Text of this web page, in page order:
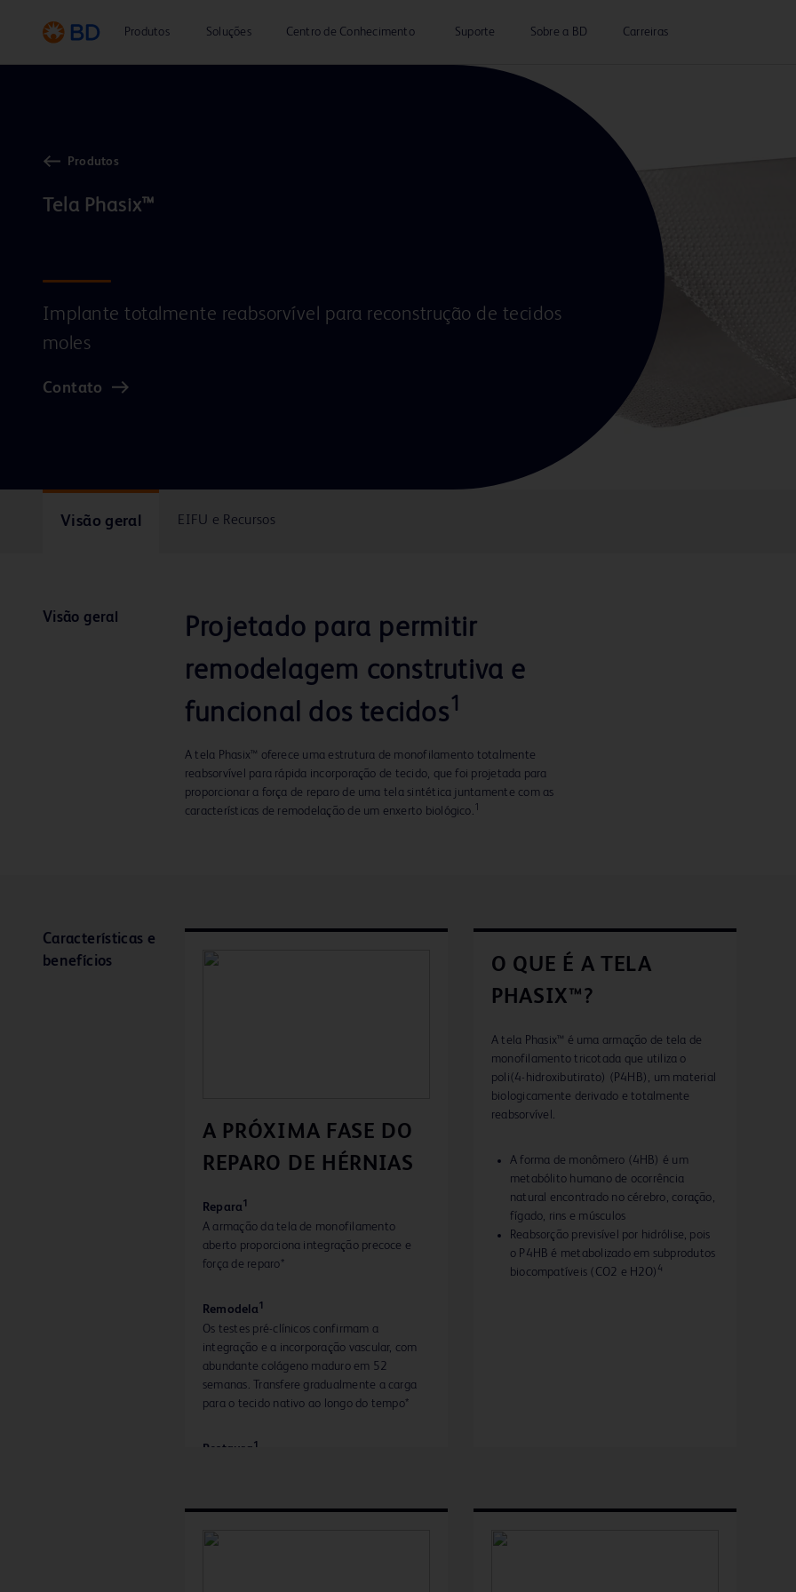
Produtos Soluções Centro de Conhecimento Suporte Sobre a BD Carreiras
Produtos
Tela Phasix™
Implante totalmente reabsorvível para reconstrução de tecidos
moles
Contato
Visão geral EIFU e Recursos
Visão geral
Projetado para permitir
remodelagem construtiva e
funcional dos tecidos1
A tela Phasix™ oferece uma estrutura de monofilamento totalmente
reabsorvível para rápida incorporação de tecido, que foi projetada para
proporcionar a força de reparo de uma tela sintética juntamente com as
características de remodelação de um enxerto biológico. 1
Características e
benefícios
A PRÓXIMA FASE DO
REPARO DE HÉRNIAS
Repara 1
A armação da tela de monofilamento
aberto proporciona integração precoce e
força de reparo*
Remodela 1
Os testes pré-clínicos confirmam a
integração e a incorporação vascular, com
abundante colágeno maduro em 52
semanas. Transfere gradualmente a carga
para o tecido nativo ao longo do tempo*
Restaura 1
resultando em uma forte reparação em um
O QUE É A TELA
PHASIX™?
A tela Phasix™ é uma armação de tela de
monofilamento tricotada que utiliza o
poli(4-hidroxibutirato) (P4HB), um material
biologicamente derivado e totalmente
reabsorvível.
A forma de monômero (4HB) é um
metabólito humano de ocorrência
natural encontrado no cérebro, coração,
fígado, rins e músculos
Reabsorção previsível por hidrólise, pois
o P4HB é metabolizado em subprodutos
biocompatíveis (CO2 e H2O) 4